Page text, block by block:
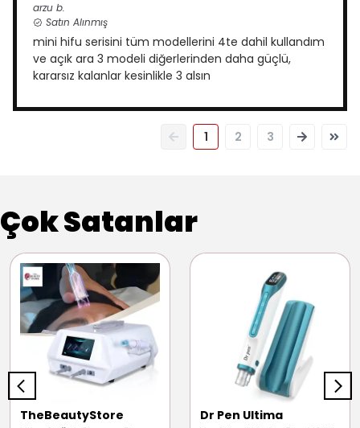
arzu b.
Satın Alınmış
mini hifu serisini tüm modellerini 4te dahil kullandım
ve açık ara 3 modeli diğerlerinden daha güçlü,
kararsız kalanlar kesinlikle 3 alsın
1 2 3
Çok Satanlar
TheBeautyStore Dr Pen Ultima